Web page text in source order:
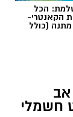
הכל
הקאנטרי-
(כולל
חשמלי